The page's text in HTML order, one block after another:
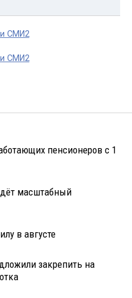
СМИ2
СМИ2
пенсионеров с 1
масштабный
в августе
закрепить на